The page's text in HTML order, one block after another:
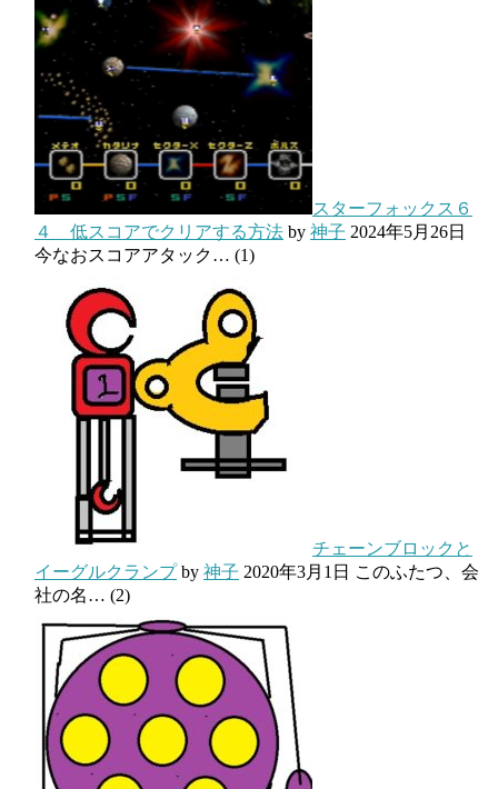
スターフォックス６
４ 低スコアでクリアする方法 by 神子 2024年5月26日
今なおスコアアタック… (1)
チェーンブロックと
イーグルクランプby 神子 2020年3月1日 このふたつ、会
社の名… (2)